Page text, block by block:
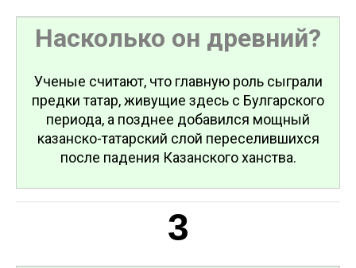
Насколько он древний?
Ученые считают, что главную роль сыграли
предки татар, живущие здесь с Булгарского
периода, а позднее добавился мощный
казанско-татарский слой переселившихся
после падения Казанского ханства.
3